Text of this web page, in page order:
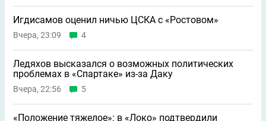
Игдисамов оценил ничью ЦСКА с «Ростовом»
Вчера, 23:09 4
Ледяхов высказался о возможных политических
проблемах в «Спартаке» из-за Даку
Вчера, 22:56 5
«Положение тяжелое»: в «Локо» подтвердили